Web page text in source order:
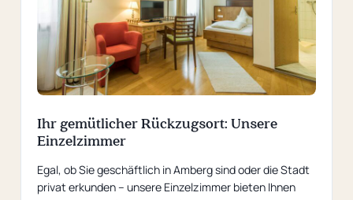
Ihr gemütlicher Rückzugsort: Unsere
Einzelzimmer
Egal, ob Sie geschäftlich in Amberg sind oder die Stadt
privat erkunden – unsere Einzelzimmer bieten Ihnen